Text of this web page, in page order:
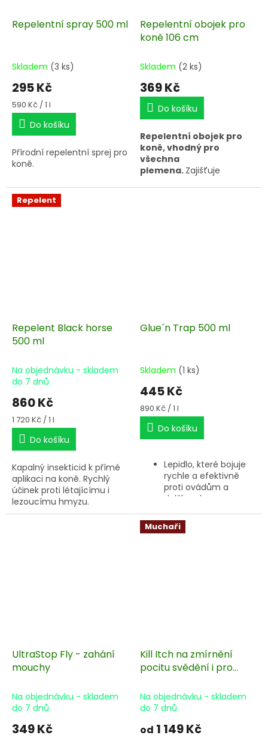
Repelentní spray 500 ml
Skladem (3 ks)
295 Kč
Měrná
cena:
590 Kč / 1 l
Do košíku
Přírodní repelentní sprej pro
koně.
Repelentní obojek pro
koně 106 cm
Skladem (2 ks)
369 Kč
Do košíku
Repelentní obojek pro
koně, vhodný pro
všechna
plemena. Zajišťuje
Repelent
Repelent Black horse
500 ml
Na objednávku - skladem
do 7 dnů
860 Kč
Měrná
cena:
1 720 Kč / 1 l
Do košíku
Kapalný insekticid k přímé
aplikaci na koně. Rychlý
účinek proti létajícímu i
lezoucímu hmyzu.
Glue´n Trap 500 ml
Skladem (1 ks)
445 Kč
Měrná
cena:
890 Kč / 1 l
Do košíku
Lepidlo, které bojuje
rychle a efektivně
proti ovádům a
dalšímu hmyzu.
UltraStop Fly - zahání
mouchy
Na objednávku - skladem
do 7 dnů
349 Kč
Muchaři
Kill Itch na zmírnění
pocitu svědění i pro
vyrážkou
Na objednávku - skladem
do 7 dnů
od 1 149 Kč